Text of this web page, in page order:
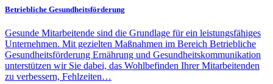
Betriebliche Gesundheitsförderung
Gesunde Mitarbeitende sind die Grundlage für ein leistungsfähiges
Unternehmen. Mit gezielten Maßnahmen im Bereich Betriebliche
Gesundheitsförderung Ernährung und Gesundheitskommunikation
unterstützen wir Sie dabei, das Wohlbefinden Ihrer Mitarbeitenden
zu verbessern, Fehlzeiten…